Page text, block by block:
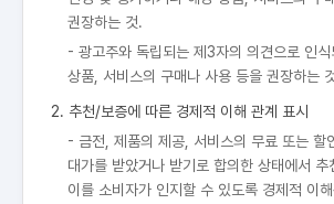
권장하는 것.
- 광고주와 독립되는 제3자의 의견으로 인
상품, 서비스의 구매나 사용 등을 권장하는
2. 추천/보증에 따른 경제적 이해 관계 표시
- 금전, 제품의 제공, 서비스의 무료 또는 할
대가를 받았거나 받기로 합의한 상태에서
이를 소비자가 인지할 수 있도록 경제적 이